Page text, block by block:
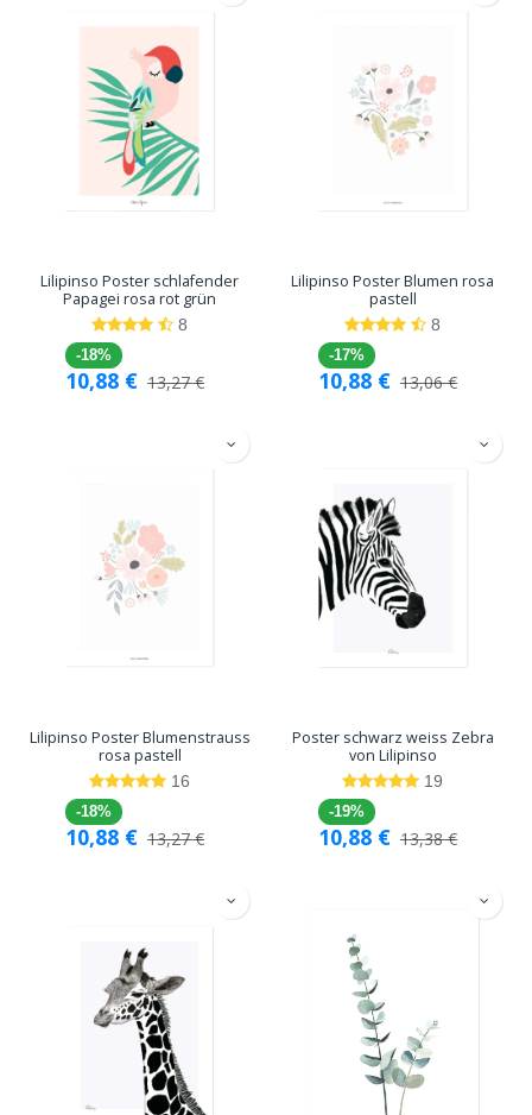
Lilipinso Poster schlafender
Papagei rosa rot grün
8
-18%
10,88 € 13,27€
Lilipinso Poster Blumen rosa
pastell
8
-17%
10,88 € 13,06€
Lilipinso Poster Blumenstrauss
rosa pastell
16
-18%
10,88 € 13,27€
Poster schwarz weiss Zebra
von Lilipinso
19
-19%
10,88 € 13,38€